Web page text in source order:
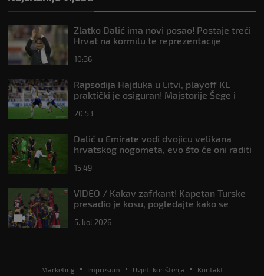
Zlatko Dalić ima novi posao! Postaje treći
Hrvat na kormilu te reprezentacije
10:36
Rapsodija Hajduka u Litvi, playoff KL
praktički je osiguran! Majstorije Šege i
20:53
Dalić u Emirate vodi dvojicu velikana
hrvatskog nogometa, evo što će oni raditi
15:49
VIDEO / Kakav zafrkant! Kapetan Turske
presadio je kosu, pogledajte kako se
5. kol 2026
Marketing Impresum Uvjeti korištenja Kontakt